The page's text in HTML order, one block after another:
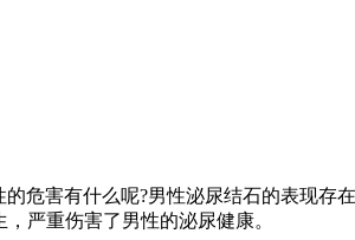
害有什么呢?男性泌尿结石的表现存
严重伤害了男性的泌尿健康。